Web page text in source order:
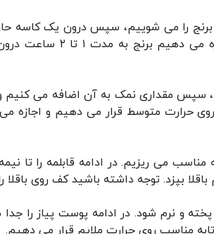
قاشق چایخوری نمک به آن اضافه می
سپس مقداری نمک به آن اضافه می کنیم و
حرارت متوسط قرار می دهیم و اجازه
می ریزیم. در ادامه قابلمه را تا
بپزد. توجه داشته باشید کف روی باقلا را
پخته و نرم شود. در ادامه پوست پیاز را
مناسب روی حرارت ملایم قرار می دهیم.